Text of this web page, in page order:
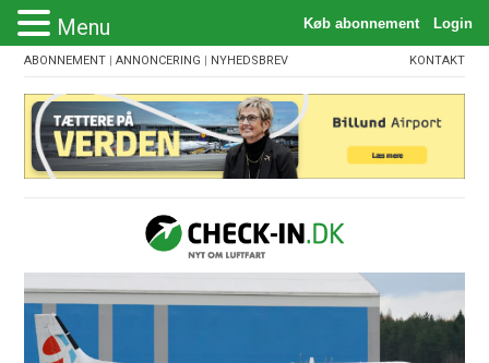
ABONNEMENT |ANNONCERING | NYHEDSBREV KONTAKT
Menu